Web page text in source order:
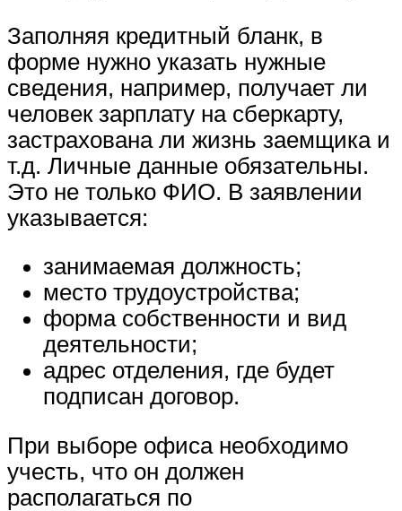
Заполняя кредитный бланк, в
форме нужно указать нужные
сведения, например, получает ли
человек зарплату на сберкарту,
застрахована ли жизнь заемщика и
т.д. Личные данные обязательны.
Это не только ФИО. В заявлении
указывается:
занимаемая должность;
место трудоустройства;
форма собственности и вид
деятельности;
адрес отделения, где будет
подписан договор.
При выборе офиса необходимо
учесть, что он должен
располагаться по